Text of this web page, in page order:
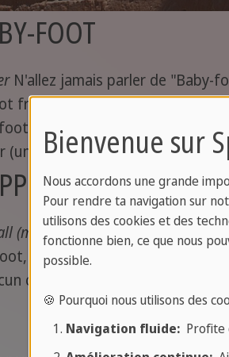
FOOT
N'allez jamais parler de "Baby-
français est tout à fait
miniature, nos amis
pied de bébé...?).
(machine)
vous ne pourrez pas
cas l'appareil sur lequel on
Bienvenue sur
Nous accordons une grande
Pour rendre ta navigation sur
utilisons des cookies et des
fonctionne bien, ce que nous
possible.
🍪 Pourquoi nous utilisons des
Navigation fluide:Profite